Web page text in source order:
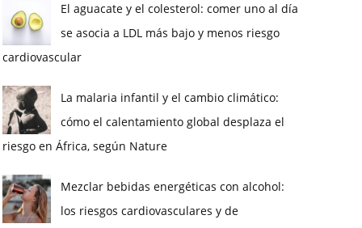
El aguacate y el colesterol: comer uno al día
se asocia a LDL más bajo y menos riesgo
cardiovascular
La malaria infantil y el cambio climático:
cómo el calentamiento global desplaza el
riesgo en África, según Nature
Mezclar bebidas energéticas con alcohol:
los riesgos cardiovasculares y de